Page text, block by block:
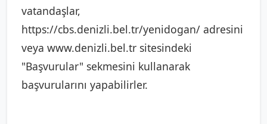
vatandaşlar,
https://cbs.denizli.bel.tr/yenidogan/ adresini
veya www.denizli.bel.tr sitesindeki
"Başvurular" sekmesini kullanarak
başvurularını yapabilirler.